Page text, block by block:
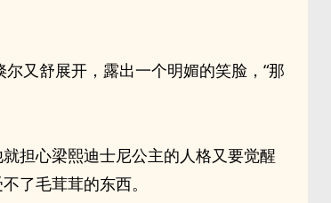
又舒展开，露出一个明媚的笑脸，“那
担心梁熙迪士尼公主的人格又要觉醒
了毛茸茸的东西。